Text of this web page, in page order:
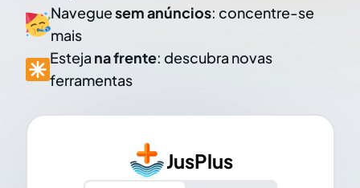
Naveguesem anúncios: concentre-se
mais
Esteja na frente: descubra novas
ferramentas
JusPlus